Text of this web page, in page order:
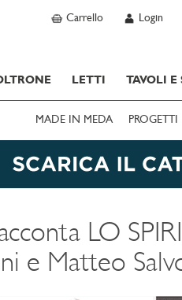
Carrello Login
LETTI TAVOLI E
MADE IN MEDA
LO
e Matteo